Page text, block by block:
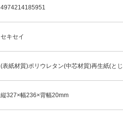
4974214185951
セキセイ
(表紙材質)ポリウレタン(中芯材質)再生紙(と
縦327×幅236×背幅20mm